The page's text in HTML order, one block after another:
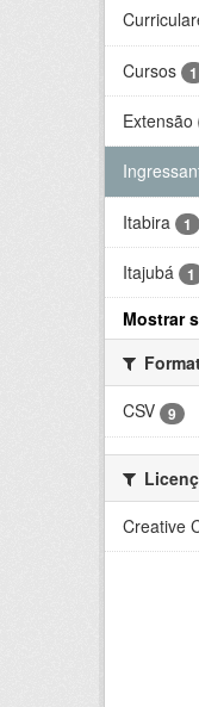
Cursos 1
Extensão
Itabira 1
Itajubá 1
Mostrar
CSV
9
Creative